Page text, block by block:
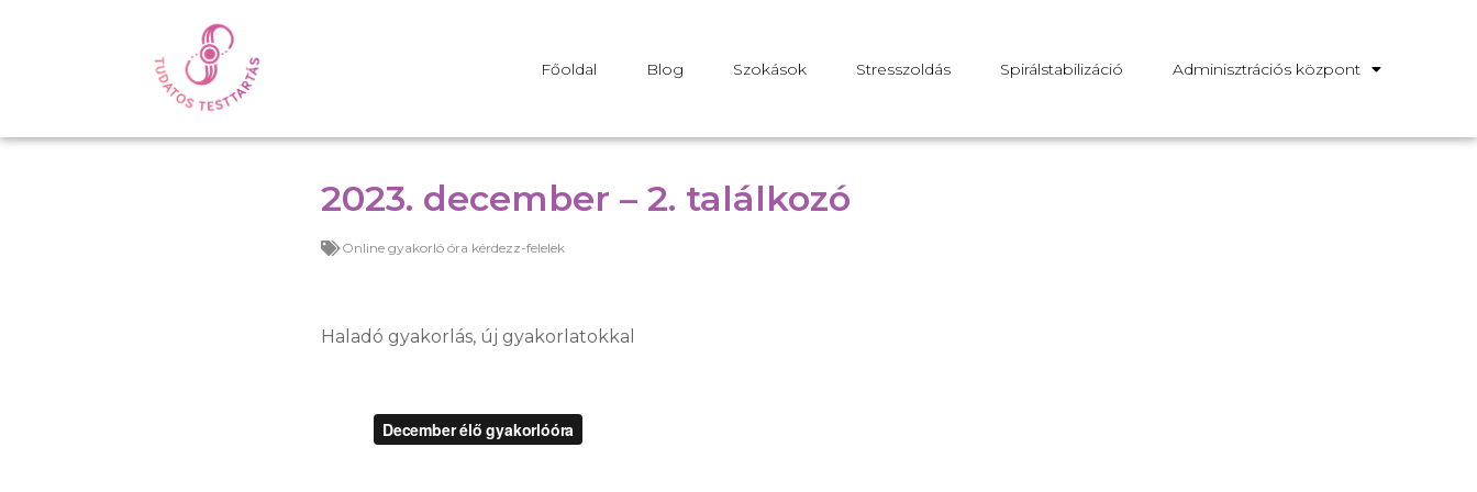
Főoldal Blog Szokások Stresszoldás Spirálstabilizáció Adminisztrációs központ
2023. december – 2. találkozó
Online gyakorló óra kérdezz-felelek
Haladó gyakorlás, új gyakorlatokkal